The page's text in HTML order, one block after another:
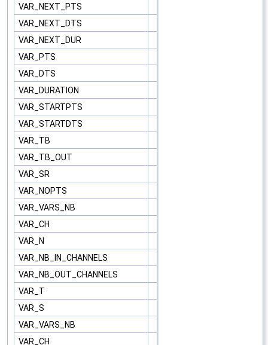
VAR_NEXT_PTS
VAR_NEXT_DTS
VAR_NEXT_DUR
VAR_PTS
VAR_DTS
VAR_DURATION
VAR_STARTPTS
VAR_STARTDTS
VAR_TB
VAR_TB_OUT
VAR_SR
VAR_NOPTS
VAR_VARS_NB
VAR_CH
VAR_N
VAR_NB_IN_CHANNELS
VAR_NB_OUT_CHANNELS
VAR_T
VAR_S
VAR_VARS_NB
VAR_CH